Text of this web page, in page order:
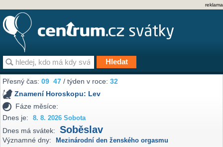
reklama
Přesný čas:09 47 / týden v roce:32
Znamení Horoskopu: Lev
Fáze měsíce:
Dnes je:
8. 8. 2026 Sobota
Dnes má svátek: Soběslav
Významné dny: Mezinárodní den ženského orgasmu